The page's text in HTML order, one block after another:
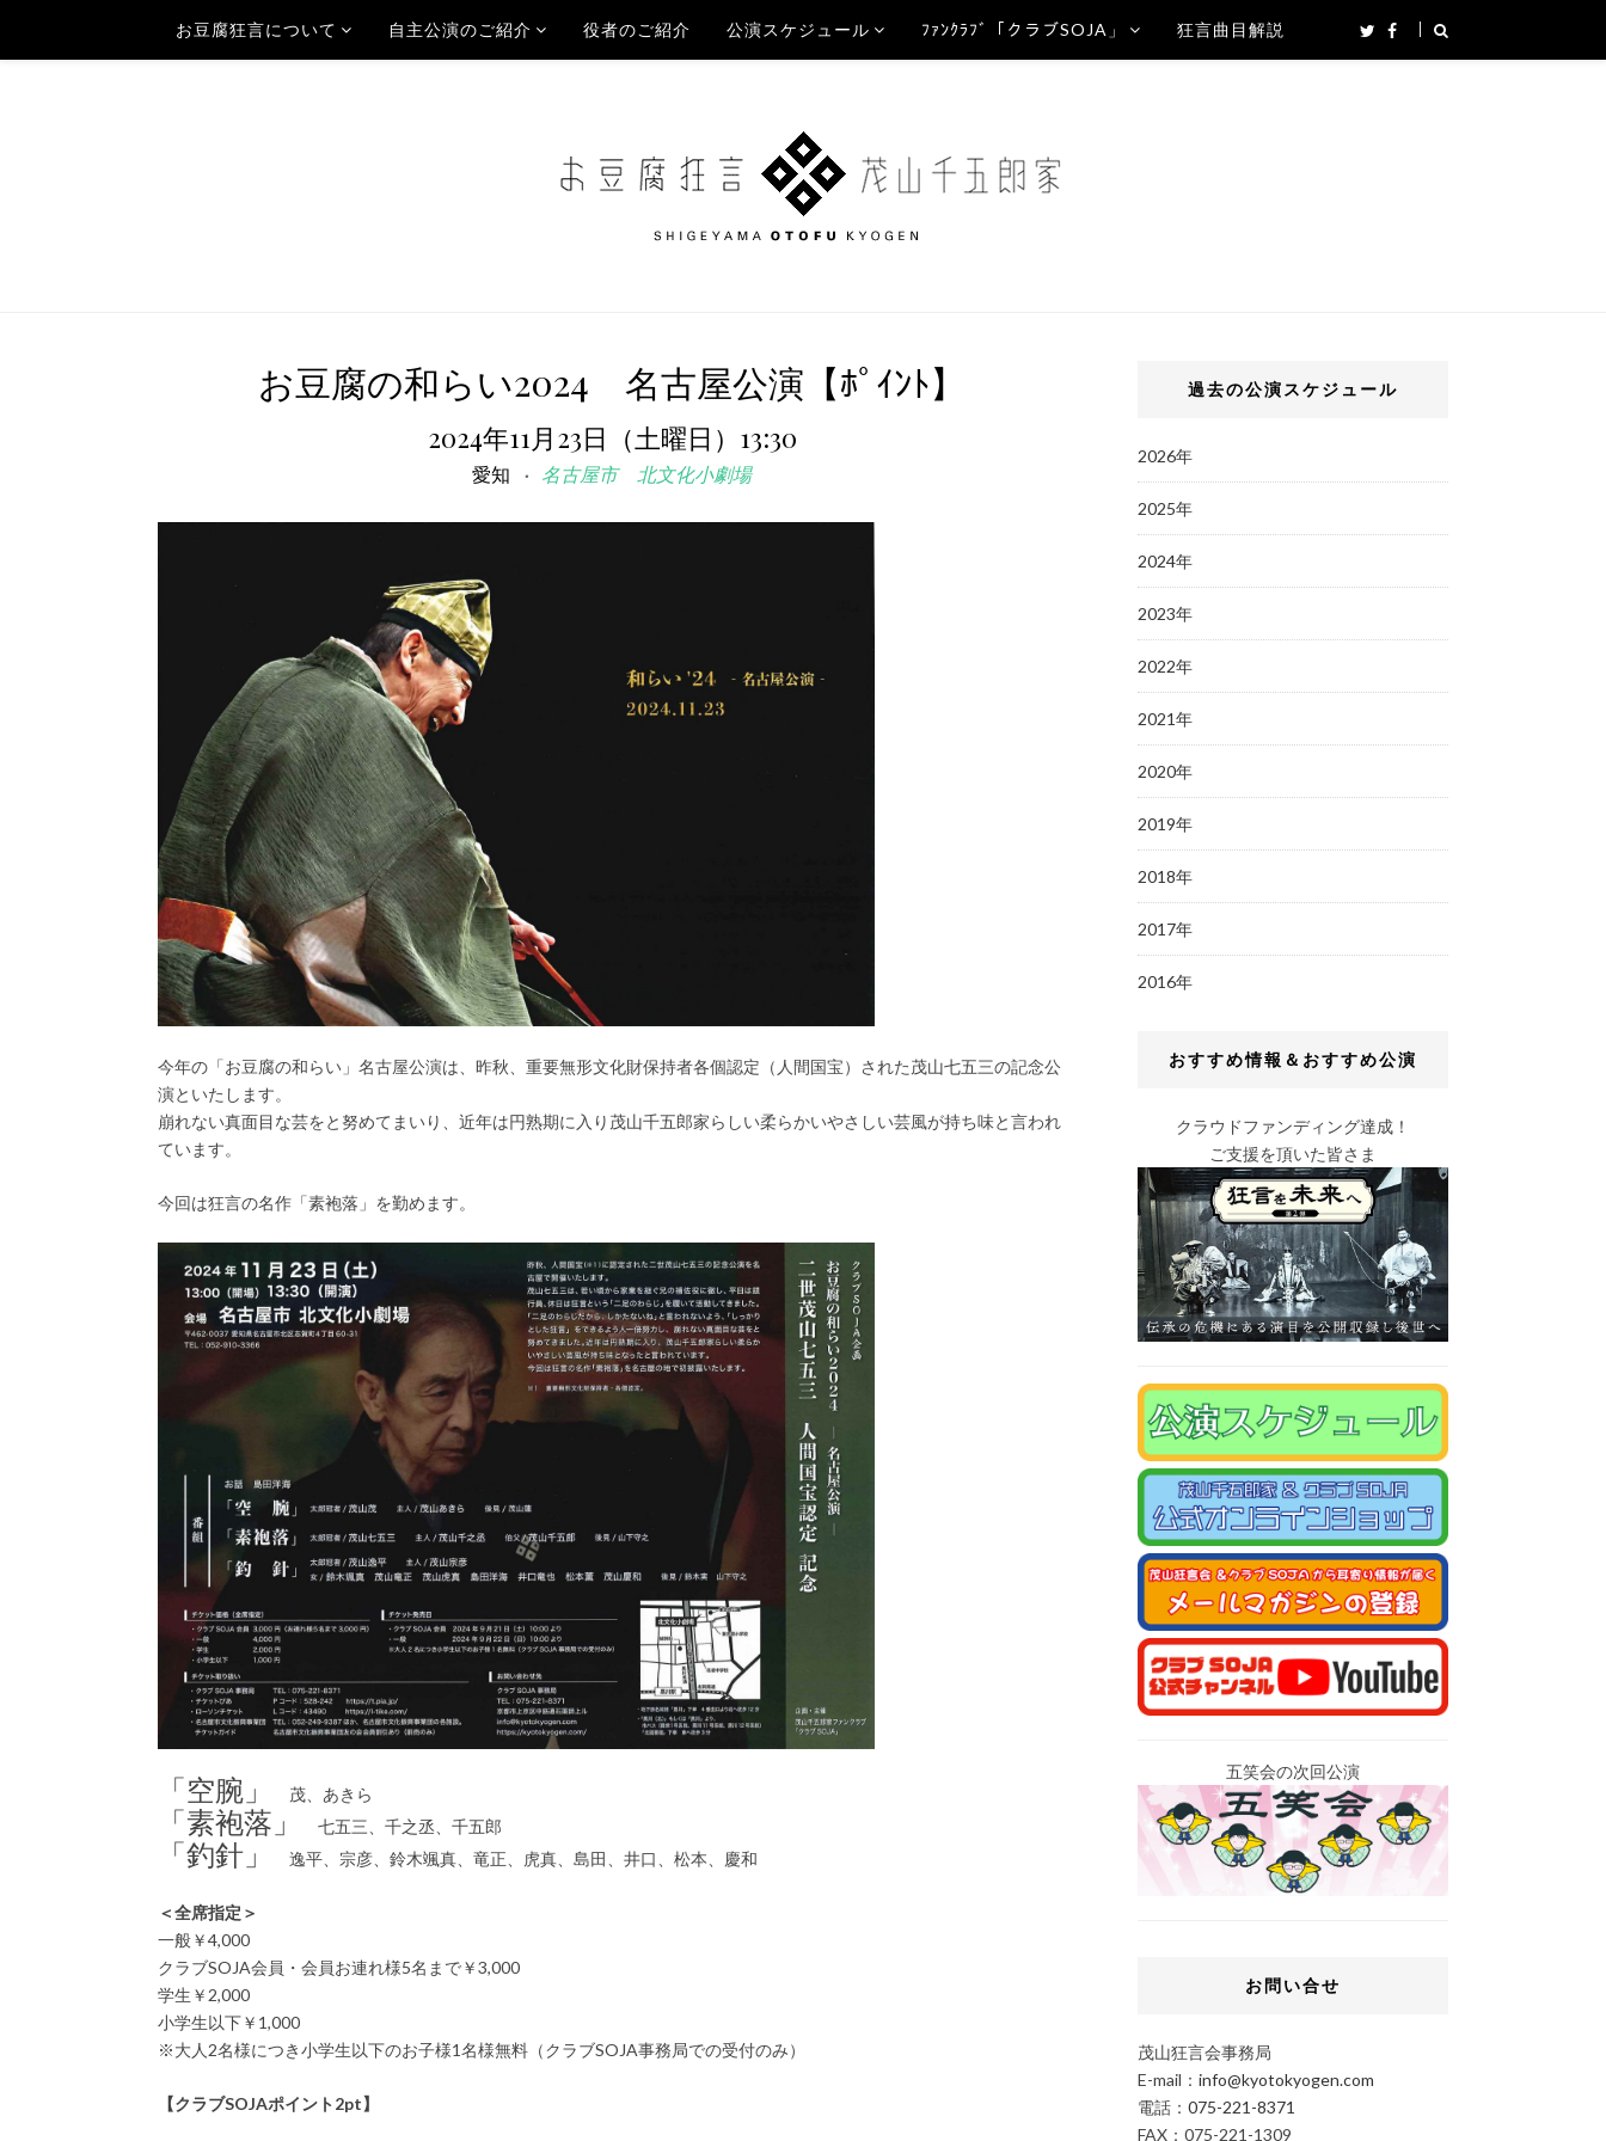
お豆腐狂言について 自主公演のご紹介 役者のご紹介 公演スケジュール ﾌｧﾝｸﾗﾌﾞ「クラブSOJA」 狂言曲目解説
お豆腐の和らい2024 名古屋公演【ﾎﾟｲﾝﾄ】
2024年11月23日（土曜日）13:30
愛知 名古屋市 北文化小劇場
今年の「お豆腐の和らい」名古屋公演は、昨秋、重要無形文化財保持者各個認定（人間国宝）された茂山七五三の記念公
演といたします。
崩れない真面目な芸をと努めてまいり、近年は円熟期に入り茂山千五郎家らしい柔らかいやさしい芸風が持ち味と言われ
ています。
今回は狂言の名作「素袍落」を勤めます。
「空腕」 茂、あきら
「素袍落」 七五三、千之丞、千五郎
「釣針」 逸平、宗彦、鈴木颯真、竜正、虎真、島田、井口、松本、慶和
＜全席指定＞
一般￥4,000
クラブSOJA会員・会員お連れ様5名まで￥3,000
学生￥2,000
小学生以下￥1,000
※大人2名様につき小学生以下のお子様1名様無料（クラブSOJA事務局での受付のみ）
【クラブSOJAポイント2pt】
過去の公演スケジュール
2026年
2025年
2024年
2023年
2022年
2021年
2020年
2019年
2018年
2017年
2016年
おすすめ情報＆おすすめ公演
クラウドファンディング達成！
ご支援を頂いた皆さま
五笑会の次回公演
お問い合せ
茂山狂言会事務局
E-mail： info@kyotokyogen.com
電話： 075-221-8371
FAX：075-221-1309